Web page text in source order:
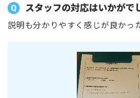
スタッフの対応はいかがで
説明も分かりやすく感じが良かっ